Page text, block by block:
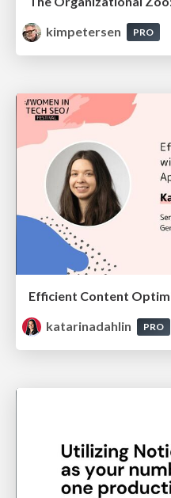
kimpetersen
PRO
katarinadahlin
PRO